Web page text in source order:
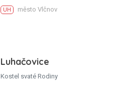
UH město Vlčnov
Luhačovice
Kostel svaté Rodiny